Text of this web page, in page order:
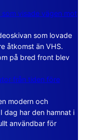
som visade vägen mot
som lovade
åtkomst än VHS.
på bred front blev
från tiden före
modern och
har den hamnat i
användbar för